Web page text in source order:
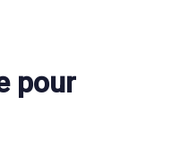
pour
pour